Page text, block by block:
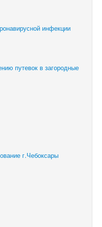
инфекции
путевок в загородные
г.Чебоксары